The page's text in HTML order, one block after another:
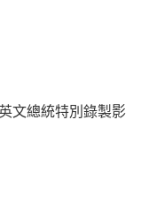
文總統特別錄製影